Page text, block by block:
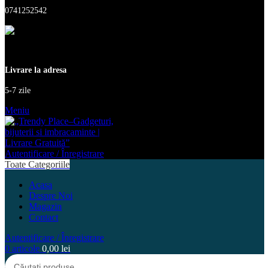
0741252542
Livrare la adresa
5-7 zile
Meniu
Autentificare / Înregistrare
Toate Categoriile
Acasa
Despre Noi
Magazin
Contact
Autentificare / Înregistrare
0 articole 0,00 lei